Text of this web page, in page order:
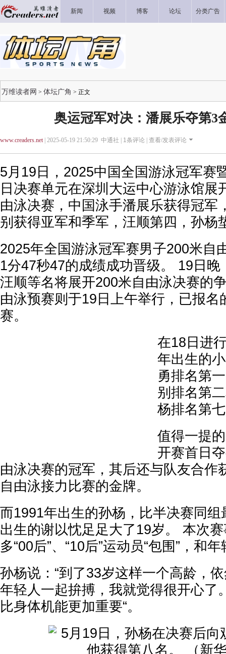
新闻 视频 博客 论坛 分类广告
万维读者网 > 体坛广角 > 正文
奥运冠军对决：潘展乐夺第3
www.creaders.net| 2025-05-19 21:50:29 中通社 | 1条评论 | 查看/发表评论
5月19日，2025中国全国游泳冠军赛
日决赛单元在深圳大运中心游泳馆展
由泳决赛，中国泳手潘展乐获得冠军
别获得亚军和季军，汪顺第四，孙杨
2025年全国游泳冠军赛男子200米自
1分47秒47的成绩成功晋级。 19日晚
汪顺等名将展开200米自由泳决赛的
由泳预赛则于19日上午举行，已报名
赛。
在18日进
年出生的
勇排名第
别排名第
杨排名第
值得一提
开赛首日
由泳决赛的冠军，其后还与队友合作
自由泳接力比赛的金牌。
而1991年出生的孙杨，比半决赛同
出生的谢以忱足足大了19岁。 本次
多“00后”、“10后”运动员“包围”，和
孙杨说：“到了33岁这样一个高龄，
年轻人一起拚搏，我就觉得很开心了
比身体机能更加重要“。